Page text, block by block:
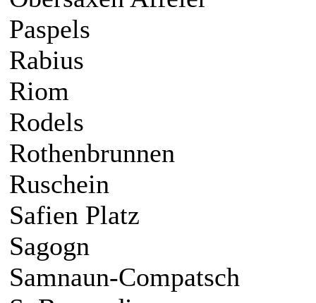
Paspels
Rabius
Riom
Rodels
Rothenbrunnen
Ruschein
Safien Platz
Sagogn
Samnaun-Compatsch